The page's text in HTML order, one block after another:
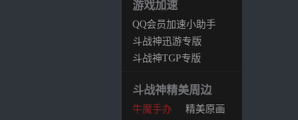
游戏加速
QQ会员加速小助手
斗战神迅游专版
斗战神TGP专版
斗战神精美周边
牛魔手办
精美原画